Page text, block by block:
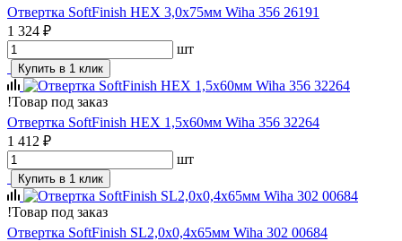
Отвертка SoftFinish HEX 3,0х75мм Wiha 356 26191
1 324 ₽
шт
Купить в 1 клик
!Товар под заказ
Отвертка SoftFinish HEX 1,5х60мм Wiha 356 32264
1 412 ₽
шт
Купить в 1 клик
!Товар под заказ
Отвертка SoftFinish SL2,0х0,4х65мм Wiha 302 00684